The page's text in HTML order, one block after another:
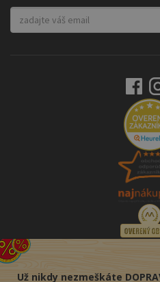
Už nikdy nezmeškáte